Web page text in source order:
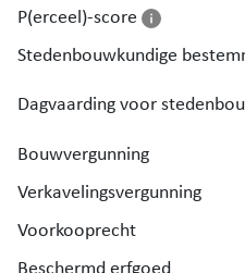
P(erceel)-score
Stedenbouwkundige
Dagvaarding voor
Bouwvergunning
Verkavelingsvergunning
Voorkooprecht
Beschermd erfgoed